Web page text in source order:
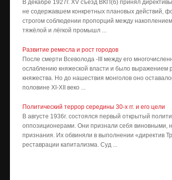
В декабре 1927г. XV съезд ВКП(б) принял
не содержавшем конкретных плановых действий,
строгом соблюдении пропорций между
тяжёлой и лёгкой промышл ...
Развитие ремесла и рост городов
После смерти Всеволода -III между его
ослаблению княжеской власти и было выражением
княжества. Но до нашествия монголов оно
половине XI-XII веко ...
Политический террор середины 30-х гг. и его цели
В августе 1936г. состоялся первый открытый
оппозиционерами. Они признали себя виновными,
признания. Их обвиняли в выполнении «директив
реставрации капитализма. Суд ...